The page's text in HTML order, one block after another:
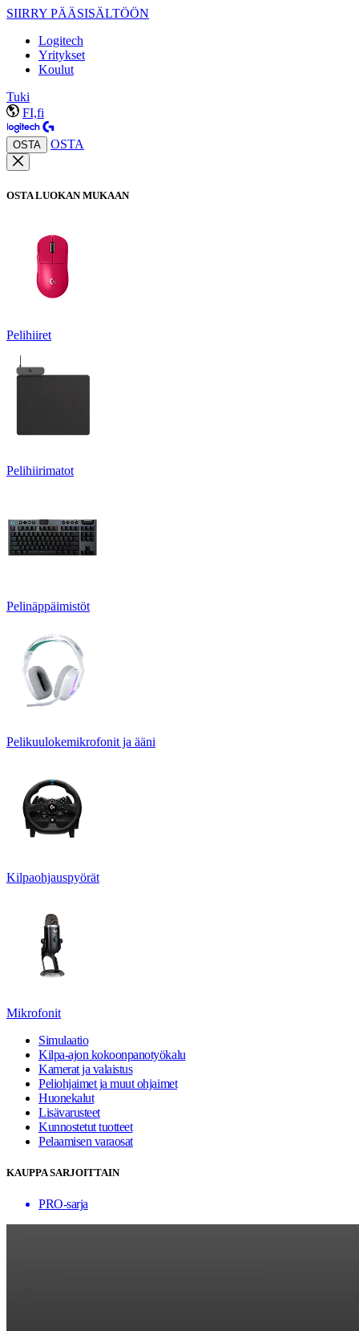
SIIRRY PÄÄSISÄLTÖÖN
Logitech
Yritykset
Koulut
Tuki
FI,fi
OSTA OSTA
OSTA LUOKAN MUKAAN
Pelihiiret
Pelihiirimatot
Pelinäppäimistöt
Pelikuulokemikrofonit ja ääni
Kilpaohjauspyörät
Mikrofonit
Simulaatio
Kilpa-ajon kokoonpanotyökalu
Kamerat ja valaistus
Peliohjaimet ja muut ohjaimet
Huonekalut
Lisävarusteet
Kunnostetut tuotteet
Pelaamisen varaosat
KAUPPA SARJOITTAIN
PRO-sarja